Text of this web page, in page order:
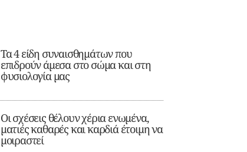
Τα 4 είδη συναισθημάτων που
επιδρούν άμεσα στο σώμα και στη
φυσιολογία μας
Οι σχέσεις θέλουν χέρια ενωμένα,
ματιές καθαρές και καρδιά έτοιμη να
μοιραστεί